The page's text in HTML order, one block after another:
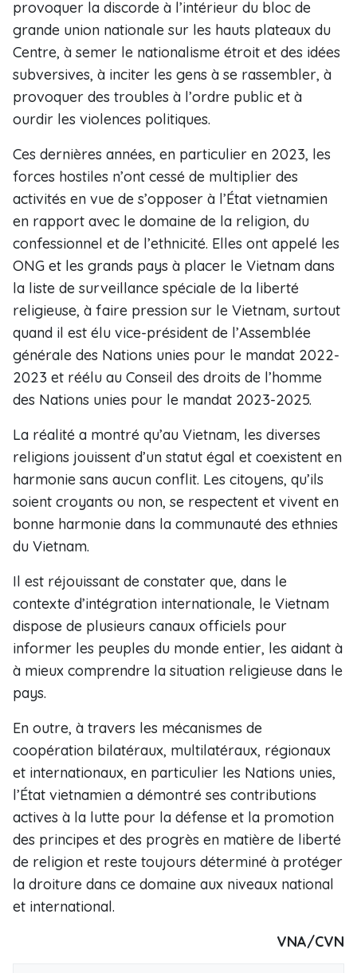
provoquer la discorde à l’intérieur du bloc de
grande union nationale sur les hauts plateaux du
Centre, à semer le nationalisme étroit et des idées
subversives, à inciter les gens à se rassembler, à
provoquer des troubles à l’ordre public et à
ourdir les violences politiques.
Ces dernières années, en particulier en 2023, les
forces hostiles n’ont cessé de multiplier des
activités en vue de s’opposer à l’État vietnamien
en rapport avec le domaine de la religion, du
confessionnel et de l’ethnicité. Elles ont appelé les
ONG et les grands pays à placer le Vietnam dans
la liste de surveillance spéciale de la liberté
religieuse, à faire pression sur le Vietnam, surtout
quand il est élu vice-président de l’Assemblée
générale des Nations unies pour le mandat 2022-
2023 et réélu au Conseil des droits de l’homme
des Nations unies pour le mandat 2023-2025.
La réalité a montré qu’au Vietnam, les diverses
religions jouissent d’un statut égal et coexistent en
harmonie sans aucun conflit. Les citoyens, qu’ils
soient croyants ou non, se respectent et vivent en
bonne harmonie dans la communauté des ethnies
du Vietnam.
Il est réjouissant de constater que, dans le
contexte d’intégration internationale, le Vietnam
dispose de plusieurs canaux officiels pour
informer les peuples du monde entier, les aidant à
à mieux comprendre la situation religieuse dans le
pays.
En outre, à travers les mécanismes de
coopération bilatéraux, multilatéraux, régionaux
et internationaux, en particulier les Nations unies,
l’État vietnamien a démontré ses contributions
actives à la lutte pour la défense et la promotion
des principes et des progrès en matière de liberté
de religion et reste toujours déterminé à protéger
la droiture dans ce domaine aux niveaux national
et international.
VNA/CVN